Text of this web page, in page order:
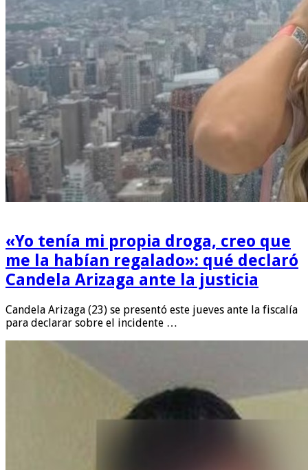
«Yo tenía mi propia droga, creo que
me la habían regalado»: qué declaró
Candela Arizaga ante la justicia
Candela Arizaga (23) se presentó este jueves ante la fiscalía
para declarar sobre el incidente …